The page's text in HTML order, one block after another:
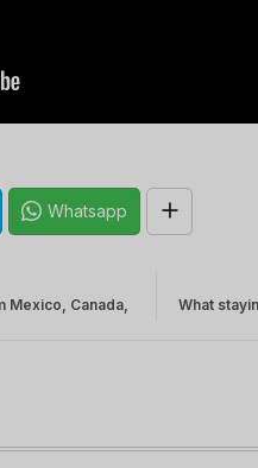
Whatsapp
What
Mexico, Canada,